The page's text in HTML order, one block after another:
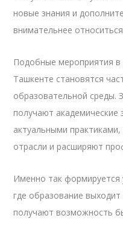
новые знания и
внимательнее
Подобные мероприятия в
Ташкенте становятся
образовательной среды.
получают академические
актуальными
отрасли и расширяют
Именно так формируется
где образование
получают возможность